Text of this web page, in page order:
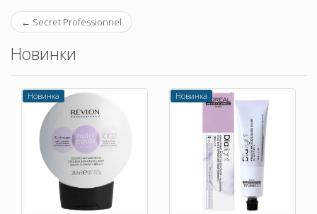
← Secret Professionnel
Новинки
Новинка Новинка